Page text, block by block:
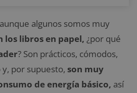
algunos somos muy
los libros en papel, ¿por qué
? Son prácticos, cómodos,
por supuesto, son muy
de energía básico, así